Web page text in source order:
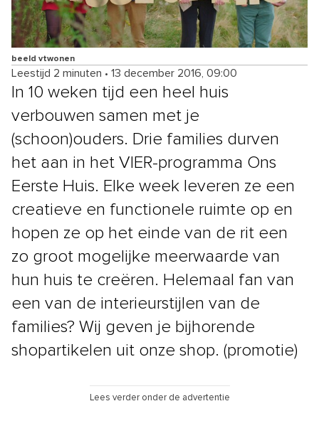
beeld vtwonen
Leestijd 2 minuten • 13 december 2016, 09:00
In 10 weken tijd een heel huis
verbouwen samen met je
(schoon)ouders. Drie families durven
het aan in het VIER-programma Ons
Eerste Huis. Elke week leveren ze een
creatieve en functionele ruimte op en
hopen ze op het einde van de rit een
zo groot mogelijke meerwaarde van
hun huis te creëren. Helemaal fan van
een van de interieurstijlen van de
families? Wij geven je bijhorende
shopartikelen uit onze shop. (promotie)
Lees verder onder de advertentie